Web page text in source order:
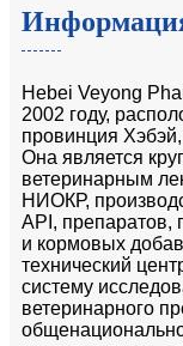
Hebei Veyong
2002 году,
провинция
Она является
ветеринарным
НИОКР,
API, препаратов,
и кормовых
технический
систему
ветеринарного